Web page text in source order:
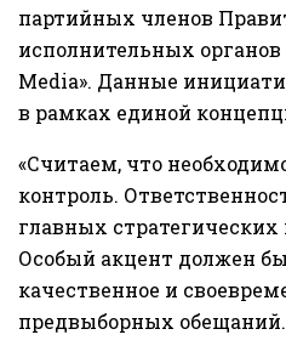
партийных членов
исполнительных органов
Media». Данные
в рамках единой
«Считаем, что
контроль.
главных
Особый акцент должен
качественное и
предвыборных